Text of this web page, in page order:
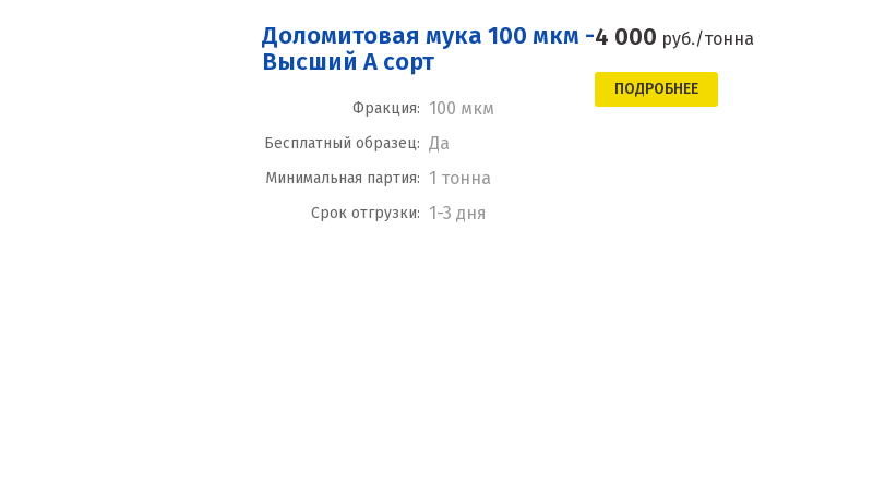
Доломитовая мука 100 мкм -
Высший А сорт
Фракция: 100 мкм
Бесплатный образец: Да
Минимальная партия: 1 тонна
Срок отгрузки: 1-3 дня
4 000 руб./тонна
ПОДРОБНЕЕ